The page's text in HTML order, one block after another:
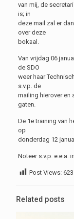
van mij, de
is; in
deze mail zal er
over deze
bokaal.
Van vrijdag 06
de SDO
weer haar
s.v.p. de
mailing hierover en
gaten.
De 1e training van
op
donderdag 12
Noteer s.v.p. e.e.a.
Post Views: 623
Related posts